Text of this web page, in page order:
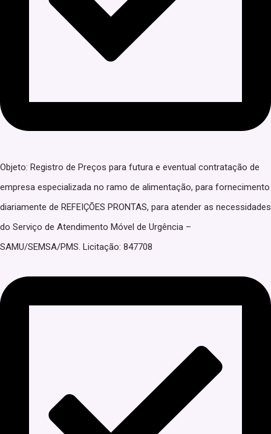
Objeto: Registro de Preços para futura e eventual contratação de
empresa especializada no ramo de alimentação, para fornecimento
diariamente de REFEIÇÕES PRONTAS, para atender as necessidades
do Serviço de Atendimento Móvel de Urgência –
SAMU/SEMSA/PMS. Licitação: 847708